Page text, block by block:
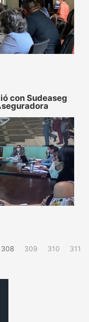
con Sudeaseg
308 309 310
311